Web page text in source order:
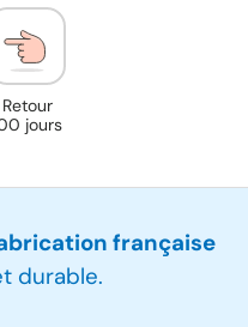
Retour
jours
française
durable.